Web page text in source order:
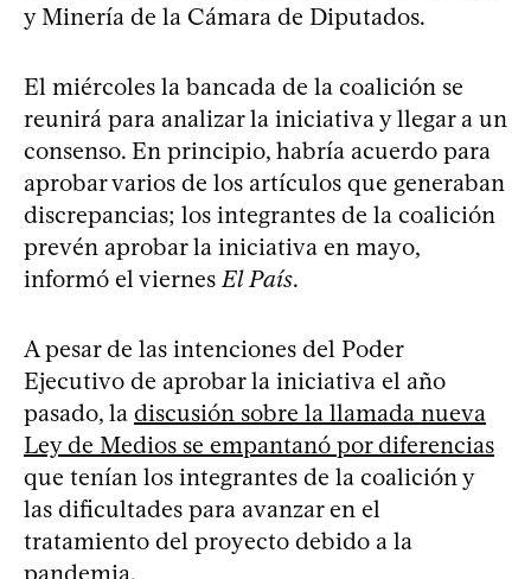
y Minería de la Cámara de Diputados.
El miércoles la bancada de la coalición se
reunirá para analizar la iniciativa y llegar a un
consenso. En principio, habría acuerdo para
aprobar varios de los artículos que generaban
discrepancias; los integrantes de la coalición
prevén aprobar la iniciativa en mayo,
informó el viernes El País.
A pesar de las intenciones del Poder
Ejecutivo de aprobar la iniciativa el año
pasado, la discusión sobre la llamada nueva
Ley de Medios se empantanó por diferencias
que tenían los integrantes de la coalición y
las dificultades para avanzar en el
tratamiento del proyecto debido a la
pandemia.